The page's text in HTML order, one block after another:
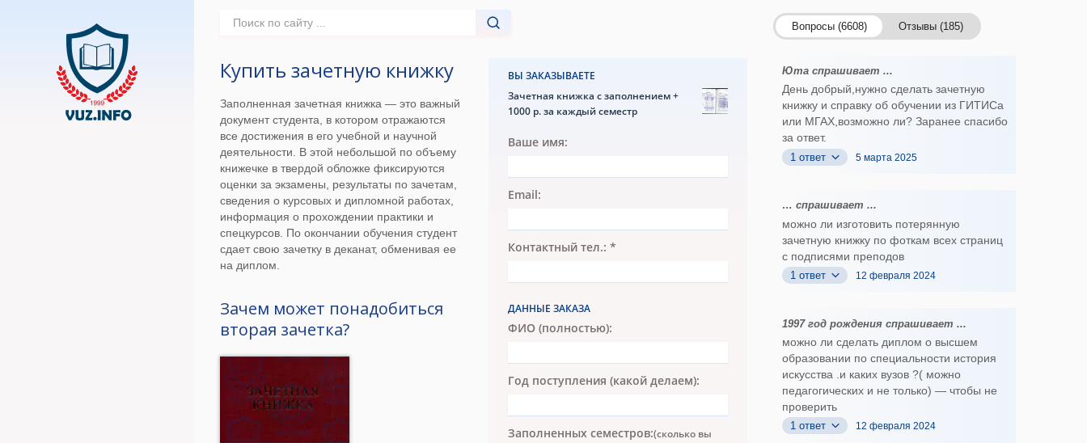
Ваше имя:
Email:
Контактный тел.: *
ДАННЫЕ ЗАКАЗА
ФИО (полностью):
Год поступления (какой делаем):
Заполненных семестров:(сколько вы
ВЫ ЗАКАЗЫВАЕТЕ
Зачетная книжка с заполнением +
1000 р. за каждый семестр
Купить зачетную книжку
Заполненная зачетная книжка — это важный
документ студента, в котором отражаются
все достижения в его учебной и научной
деятельности. В этой небольшой по объему
книжечке в твердой обложке фиксируются
оценки за экзамены, результаты по зачетам,
сведения о курсовых и дипломной работах,
информация о прохождении практики и
спецкурсов. По окончании обучения студент
сдает свою зачетку в деканат, обменивая ее
на диплом.
Зачем может понадобиться
вторая зачетка?
Вопросы (6608) Отзывы (185)
Юта спрашивает ...
День добрый,нужно сделать зачетную
книжку и справку об обучении из ГИТИСа
или МГАХ,возможно ли? Заранее спасибо
за ответ.
1 ответ 5 марта 2025
… спрашивает ...
можно ли изготовить потерянную
зачетную книжку по фоткам всех страниц
с подписями преподов
1 ответ 12 февраля 2024
1997 год рождения спрашивает ...
можно ли сделать диплом о высшем
образовании по специальности история
искусства .и каких вузов ?( можно
педагогических и не только) — чтобы не
проверить
1 ответ 12 февраля 2024